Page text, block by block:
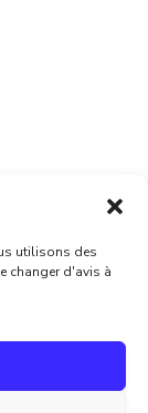
utilisons des
changer d'avis à